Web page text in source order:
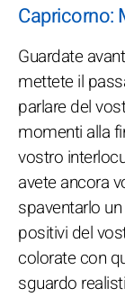
Capricorno:
Guardate
mettete il
parlare del
momenti alla
vostro
avete ancora
spaventarlo
positivi del
colorate con
sguardo